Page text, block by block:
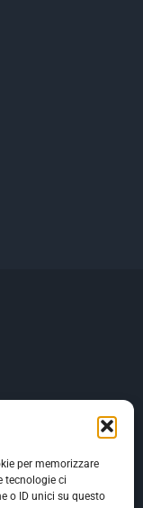
per memorizzare
tecnologie ci
o ID unici su questo